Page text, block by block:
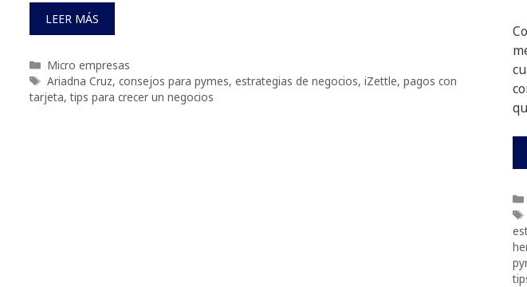
LEER MÁS
Categorías
Micro empresas
Etiquetas
Ariadna Cruz, consejos para pymes, estrategias de negocios, iZettle, pagos con
tarjeta,tips para crecer un negocios